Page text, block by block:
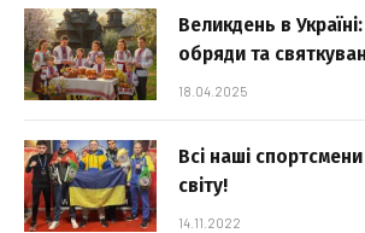
Великдень в
обряди та
18.04.2025
Всі наші
світу!
14.11.2022